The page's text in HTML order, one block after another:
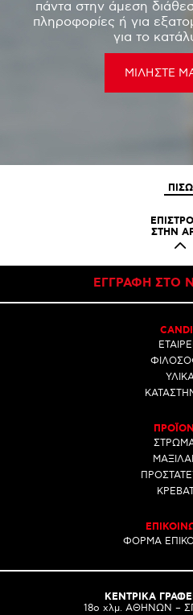
πάντα στην άμεση
πληροφορίες ή για
για το
ΜΙΛΗΣΤΕ
ΠΙΣΩ
ΣΤΗΝ
ΕΓΓΡΑΦΗ ΣΤΟ
ΦΟΡΜΑ
ΚΕΝΤΡΙΚΑ
18o χλμ. ΑΘΗΝΩΝ –